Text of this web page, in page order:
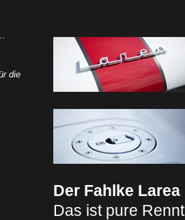
die
Der Fahlke Larea
Das ist pure